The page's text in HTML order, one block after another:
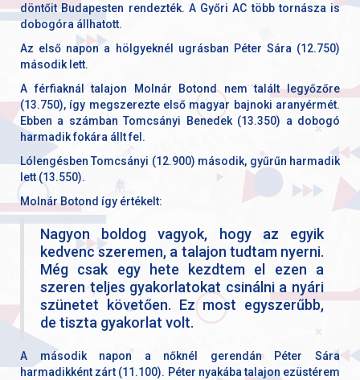
döntőit Budapesten rendezték. A Győri AC több tornásza is
dobogóra állhatott.
Az első napon a hölgyeknél ugrásban Péter Sára (12.750)
második lett.
A férfiaknál talajon Molnár Botond nem talált legyőzőre
(13.750), így megszerezte első magyar bajnoki aranyérmét.
Ebben a számban Tomcsányi Benedek (13.350) a dobogó
harmadik fokára állt fel.
Lólengésben Tomcsányi (12.900) második, gyűrűn harmadik
lett (13.550).
Molnár Botond így értékelt:
Nagyon boldog vagyok, hogy az egyik
kedvenc szeremen, a talajon tudtam nyerni.
Még csak egy hete kezdtem el ezen a
szeren teljes gyakorlatokat csinálni a nyári
szünetet követően. Ez most egyszerűbb,
de tiszta gyakorlat volt.
A második napon a nőknél gerendán Péter Sára
harmadikként zárt (11.100). Péter nyakába talajon ezüstérem